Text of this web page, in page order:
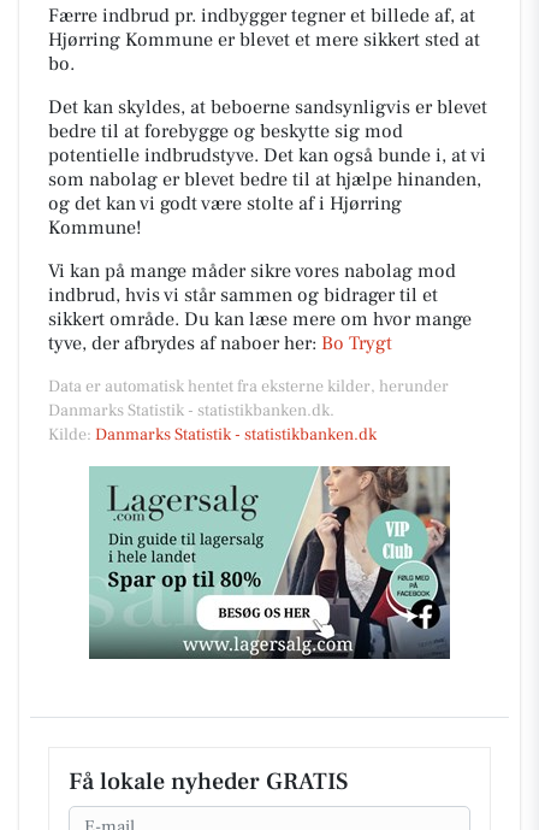
Færre indbrud pr. indbygger tegner et billede af, at
Hjørring Kommune er blevet et mere sikkert sted at
bo.
Det kan skyldes, at beboerne sandsynligvis er blevet
bedre til at forebygge og beskytte sig mod
potentielle indbrudstyve. Det kan også bunde i, at vi
som nabolag er blevet bedre til at hjælpe hinanden,
og det kan vi godt være stolte af i Hjørring
Kommune!
Vi kan på mange måder sikre vores nabolag mod
indbrud, hvis vi står sammen og bidrager til et
sikkert område. Du kan læse mere om hvor mange
tyve, der afbrydes af naboer her: Bo Trygt
Data er automatisk hentet fra eksterne kilder, herunder
Danmarks Statistik - statistikbanken.dk.
Kilde: Danmarks Statistik - statistikbanken.dk
Få lokale nyheder GRATIS
Email